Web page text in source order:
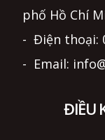
phố Hồ Chí
- Điện thoại:
- Email:
ĐIỀU